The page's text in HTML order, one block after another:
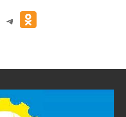
Telegram